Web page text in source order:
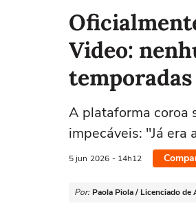
Video:
A plataforma coroa
impecáveis: "Já era
5 jun 2026 - 14h12
Por: Paola Piola / Licenciado de